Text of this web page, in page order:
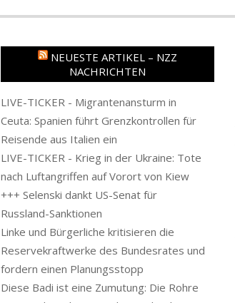
NEUESTE ARTIKEL – NZZ
NACHRICHTEN
LIVE-TICKER - Migrantenansturm in
Ceuta: Spanien führt Grenzkontrollen für
Reisende aus Italien ein
LIVE-TICKER - Krieg in der Ukraine: Tote
nach Luftangriffen auf Vorort von Kiew
+++ Selenski dankt US-Senat für
Russland-Sanktionen
Linke und Bürgerliche kritisieren die
Reservekraftwerke des Bundesrates und
fordern einen Planungsstopp
Diese Badi ist eine Zumutung: Die Rohre